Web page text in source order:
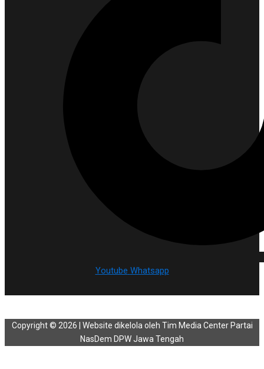
Youtube Whatsapp
Copyright © 2026 | Website dikelola oleh Tim Media Center Partai
NasDem DPW Jawa Tengah